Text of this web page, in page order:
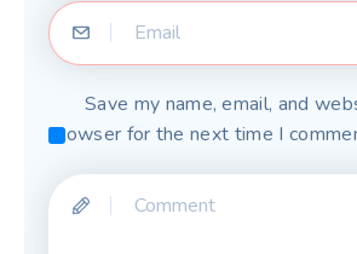
Save my name, email, and
browser for the next time I